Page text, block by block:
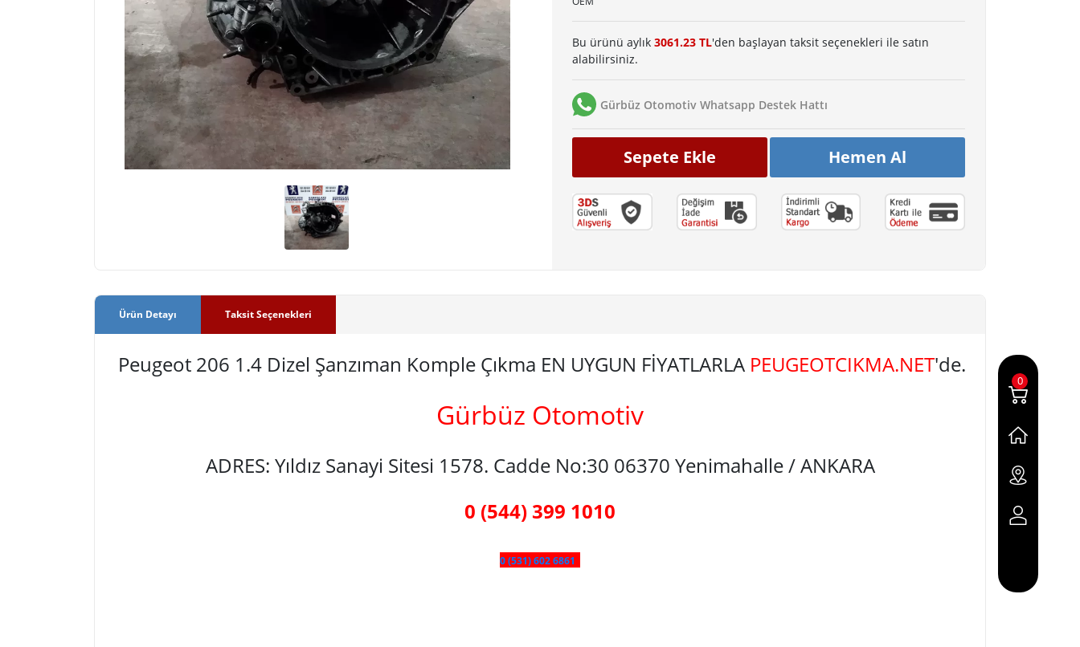
Bu ürünü aylık 3061.23 TL'den başlayan taksit seçenekleri ile satın
alabilirsiniz.
Gürbüz Otomotiv Whatsapp Destek Hattı
Sepete Ekle Hemen Al
Ürün Detayı Taksit Seçenekleri
Peugeot 206 1.4 Dizel Şanzıman Komple Çıkma EN UYGUN FİYATLARLA PEUGEOTCIKMA.NET'de.
Gürbüz Otomotiv
ADRES: Yıldız Sanayi Sitesi 1578. Cadde No:30 06370 Yenimahalle / ANKARA
0 (544) 399 1010
0 (531) 602 6861
0